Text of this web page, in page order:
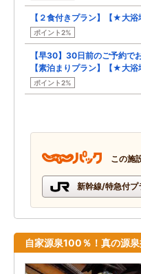
【２食付きプラン】【★大浴
ポイント2%
【早30】30日前のご予約で
【素泊まりプラン】【★大浴
ポイント2%
この施
新幹線/特急付プ
自家源泉100％！真の源